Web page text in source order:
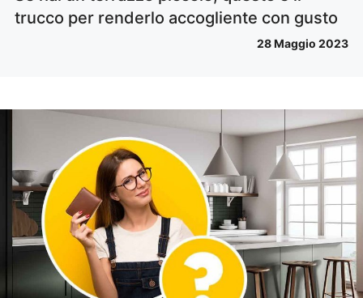
trucco per renderlo accogliente con gusto
28 Maggio 2023